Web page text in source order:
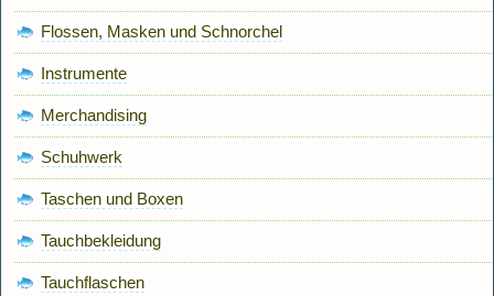
Flossen, Masken und Schnorchel
Instrumente
Merchandising
Schuhwerk
Taschen und Boxen
Tauchbekleidung
Tauchflaschen